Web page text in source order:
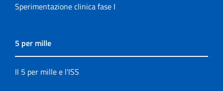
Sperimentazione clinica fase I
5 per mille
Il 5 per mille e l'ISS